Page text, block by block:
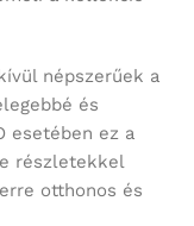
népszerűek a
és
esetében ez a
részletekkel
otthonos és